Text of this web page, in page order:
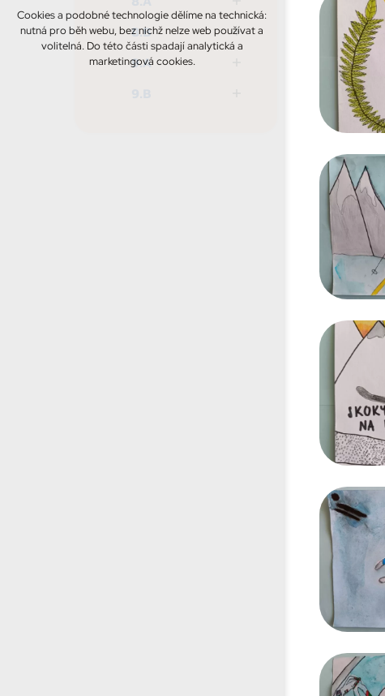
8.B
9.A
Cookies a podobné technologie dělíme na technická:
nutná pro běh webu, bez nichž nelze web používat a
volitelná. Do této části spadají analytická a
marketingová cookies.